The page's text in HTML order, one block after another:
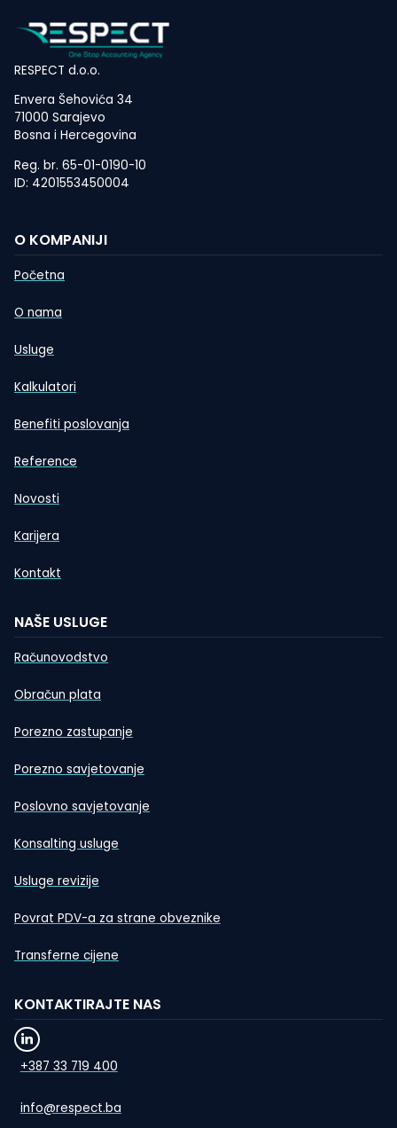
RESPECT d.o.o.
Envera Šehovića 34
71000 Sarajevo
Bosna i Hercegovina
Reg. br. 65-01-0190-10
ID: 4201553450004
O KOMPANIJI
Početna
O nama
Usluge
Kalkulatori
Benefiti poslovanja
Reference
Novosti
Karijera
Kontakt
NAŠE USLUGE
Računovodstvo
Obračun plata
Porezno zastupanje
Porezno savjetovanje
Poslovno savjetovanje
Konsalting usluge
Usluge revizije
Povrat PDV-a za strane obveznike
Transferne cijene
KONTAKTIRAJTE NAS
+387 33 719 400
info@respect.ba